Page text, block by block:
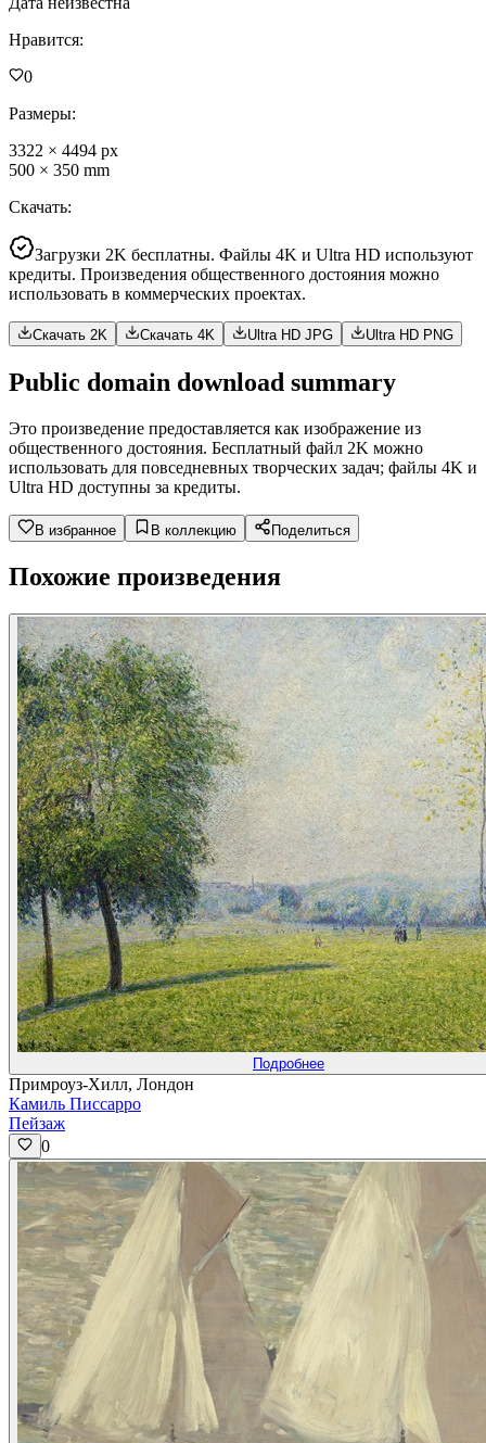
Нравится:
0
Размеры:
3322 × 4494 px
500 × 350 mm
Скачать:
Загрузки 2K бесплатны. Файлы 4K и Ultra HD используют
кредиты. Произведения общественного достояния можно
использовать в коммерческих проектах.
Скачать 2K Скачать 4K Ultra HD JPG Ultra HD PNG
Public domain download summary
Это произведение предоставляется как изображение из
общественного достояния. Бесплатный файл 2K можно
использовать для повседневных творческих задач; файлы 4K и
Ultra HD доступны за кредиты.
В избранное В коллекцию Поделиться
Похожие произведения
Подробнее
Примроуз-Хилл, Лондон
Камиль Писсарро
Пейзаж
0